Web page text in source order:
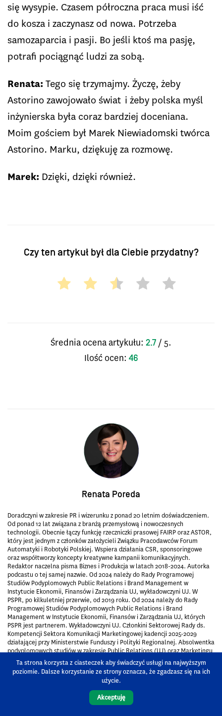
się wysypie. Czasem półroczna praca musi iść
do kosza i zaczynasz od nowa. Potrzeba
samozaparcia i pasji. Bo jeśli ktoś ma pasję,
potrafi pociągnąć ludzi za sobą.
Renata: Tego się trzymajmy. Życzę, żeby
Astorino zawojowało świat i żeby polska myśl
inżynierska była coraz bardziej doceniana.
Moim gościem był Marek Niewiadomski twórca
Astorino. Marku, dziękuję za rozmowę.
Marek: Dzięki, dzięki również.
Czy ten artykuł był dla Ciebie przydatny?
Średnia ocena artykułu: 2.7 / 5.
Ilość ocen: 46
Renata Poreda
Doradczyni w zakresie PR i wizerunku z ponad 20 letnim doświadczeniem.
Od ponad 12 lat związana z branżą przemysłową i nowoczesnych
technologii. Obecnie łączy funkcję rzeczniczki prasowej FAIRP oraz ASTOR,
który jest jednym z członków założycieli Związku Pracodawców Forum
Automatyki i Robotyki Polskiej. Wspiera działania CSR, sponsoringowe
oraz współtworzy koncepty kreatywne kampanii komunikacyjnych.
Redaktor naczelna pisma Biznes i Produkcja w latach 2018-2024. Autorka
podcastu o tej samej nazwie. Od 2024 należy do Rady Programowej
Studiów Podyplomowych Public Relations i Brand Management w
Instytucie Ekonomii, Finansów i Zarządzania UJ, wykładowczyni UJ. W
PSPR, po kilkuletniej przerwie, od 2019 roku. Od 2024 należy do Rady
Programowej Studiów Podyplomowych Public Relations i Brand
Management w Instytucie Ekonomii, Finansów i Zarządzania UJ, których
PSPR jest partnerem. Wykładowczyni UJ. Członkini Sektorowej Rady ds.
Kompetencji Sektora Komunikacji Marketingowej kadencji 2025-2029
działającej przy Ministerstwie Funduszy i Polityki Regionalnej. Absolwentka
podyplomowych studiów w zakresie Public Relations (UJ) oraz Marketingu
w sieci (WSE im. ks. J. Tischnera). Ukończyła również prestiżowy program
brytyjskiego instytutu „The Chartered Institute of Marketing, prowadzony
w Polsce przez Questus – akredytowane centrum egzaminacyjne.
Zwolenniczka empatycznej komunikacji, pasjonatka gór, biegania i
Ta strona korzysta z ciasteczek aby świadczyć usługi na najwyższym
poziomie. Dalsze korzystanie ze strony oznacza, że zgadzasz się na ich
użycie.
Akceptuję